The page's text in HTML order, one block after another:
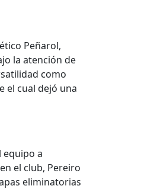
Peñarol,
la atención de
como
el cual dejó una
equipo a
el club, Pereiro
eliminatorias